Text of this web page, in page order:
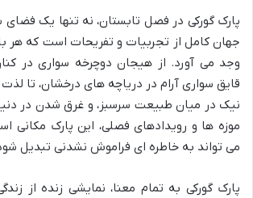
پارک گورکی در فصل تابستان، نه تنها یک
جهان کامل از تجربیات و تفریحات است که هر
وجد می آورد. از هیجان دوچرخه سواری در
قایق سواری آرام در دریاچه های درخشان، تا
نیک در میان طبیعت سرسبز، و غرق شدن در
موزه ها و رویدادهای فصلی، این پارک
می تواند به خاطره ای فراموش نشدنی تبدیل
پارک گورکی به تمام معنا، نمایشی زنده از